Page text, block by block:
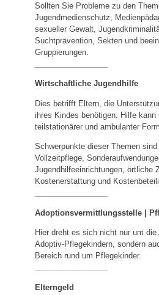
Sollten Sie Probleme zu den
Jugendmedienschutz,
sexueller Gewalt,
Suchtprävention, Sekten und
Gruppierungen.
Wirtschaftliche Jugendhilfe
Dies betrifft Eltern, die
ihres Kindes benötigen. Hilfe kann
teilstationärer und ambulanter
Schwerpunkte dieser Themen
Vollzeitpflege,
Jugendhilfeeinrichtungen, örtliche
Kostenerstattung und
Adoptionsvermittlungsstelle |
Hier dreht es sich nicht nur um die
Adoptiv-Pflegekindern, sondern
Bereich rund um Pflegekinder.
Elterngeld